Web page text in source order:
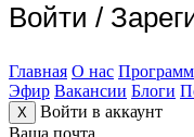
Войти /
Главная О нас
Эфир Вакансии Блоги
X
Войти в аккаунт
Ваша почта